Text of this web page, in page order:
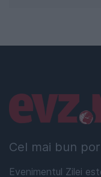
Cel mai bun
Evenimentul Zilei
Linkuri utile